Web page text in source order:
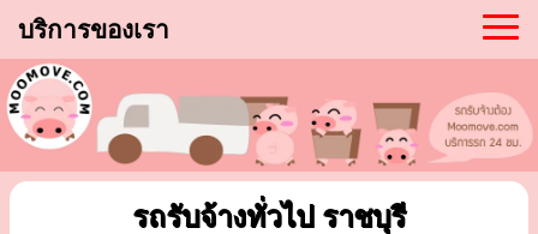
บริการของเรา
รถรับจ้างทั่วไป ราชบุรี